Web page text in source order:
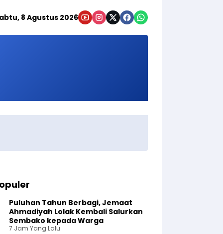
8 Agustus 2026
Puluhan Tahun Berbagi, Jemaat
Ahmadiyah Lolak Kembali Salurkan
Sembako kepada Warga
7 Jam Yang Lalu